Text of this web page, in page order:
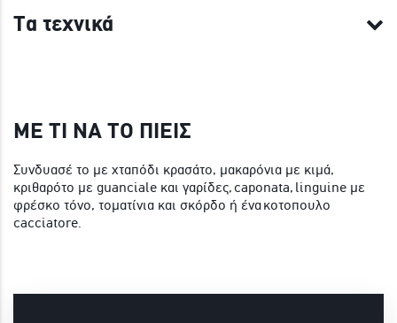
Τα τεχνικά
ΜΕ ΤΙ ΝΑ ΤΟ ΠΙΕΙΣ
Συνδυασέ το με χταπόδι κρασάτο, μακαρόνια με κιμά,
κριθαρότο με guanciale και γαρίδες, caponata, linguine με
φρέσκο τόνο, τοματίνια και σκόρδο ή ένα κοτοπουλο
cacciatore.